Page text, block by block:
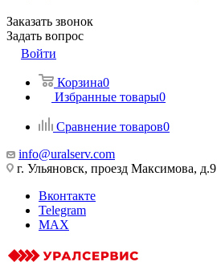
Заказать звонок
Задать вопрос
Войти
Корзина0
Избранные товары0
Сравнение товаров0
info@uralserv.com
г. Ульяновск, проезд Максимова, д.9
Вконтакте
Telegram
MAX